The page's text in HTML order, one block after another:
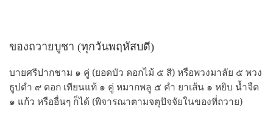
ของถวายบูชา (ทุกวันพฤหัสบดี)
บายศรีปากชาม ๑ คู่ (ยอดบัว ดอกไม้ ๕ สี) หรือพวงมาลัย ๕ พวง
ธูปดำ ๙ ดอก เทียนแท้ ๑ คู่ หมากพลู ๕ คำ ยาเส้น ๑ หยิบ น้ำจืด
๑ แก้ว หรืออื่นๆ ก็ได้ (พิจารณาตามจตุปัจจัยในของที่ถวาย)